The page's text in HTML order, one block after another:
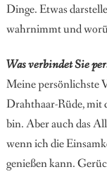
Dinge. Etwas
wahrnimmt und
Was verbindet Sie
Meine persönlichste
Drahthaar-Rüde, mit
bin. Aber auch das
wenn ich die
genießen kann.